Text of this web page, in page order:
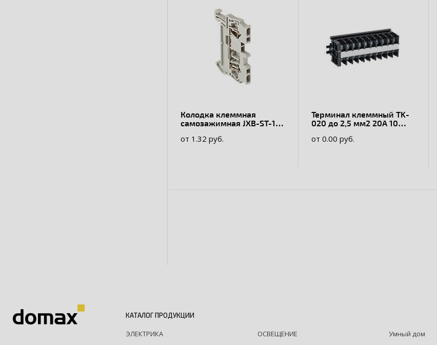
Колодка клеммная
самозажимная JXB-ST-1.5
от 1.32 руб.
Терминал клеммный TK-
020 до 2,5 мм2 20A 10
от 0.00 руб.
КАТАЛОГ ПРОДУКЦИИ
ЭЛЕКТРИКА ОСВЕЩЕНИЕ
Умный дом